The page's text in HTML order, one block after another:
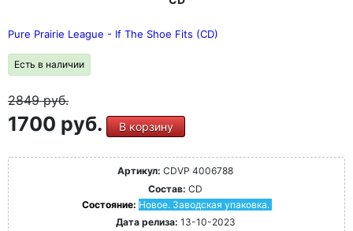
Pure Prairie League - If The Shoe Fits (CD)
Есть в наличии
2849руб.
1700 руб. В корзину
Артикул: CDVP 4006788
Состав: CD
Состояние: Новое. Заводская упаковка.
Дата релиза: 13-10-2023